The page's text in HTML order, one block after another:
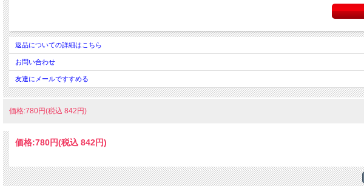
返品についての詳細はこちら
お問い合わせ
友達にメールですすめる
価格:780円(税込 842円)
価格:780円(税込 842円)